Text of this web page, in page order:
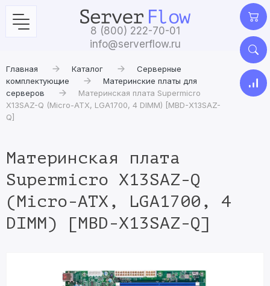
8 (800) 222-70-01
info@serverflow.ru
Главная Каталог
Серверные
комплектующие
Материнские платы для
серверов
Материнская плата Supermicro
X13SAZ-Q (Micro-ATX, LGA1700, 4 DIMM) [MBD-X13SAZ-
Q]
Материнская плата
Supermicro X13SAZ-Q
(Micro-ATX, LGA1700, 4
DIMM) [MBD-X13SAZ-Q]